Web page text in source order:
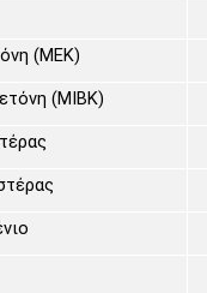
(ΜΕΚ)
(ΜΙΒΚ)